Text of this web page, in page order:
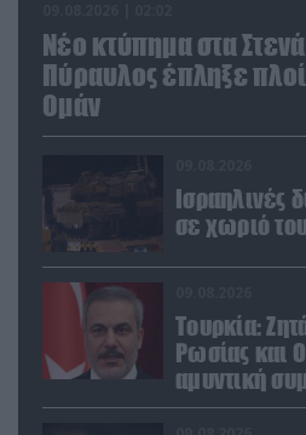
Νέο κτύπημα στα
Πύραυλος έπληξε
Ομάν
Ισραηλινές
σε χωριό
Τουρκία:
Ρωσίας και
αμυντική
με το άρθρο